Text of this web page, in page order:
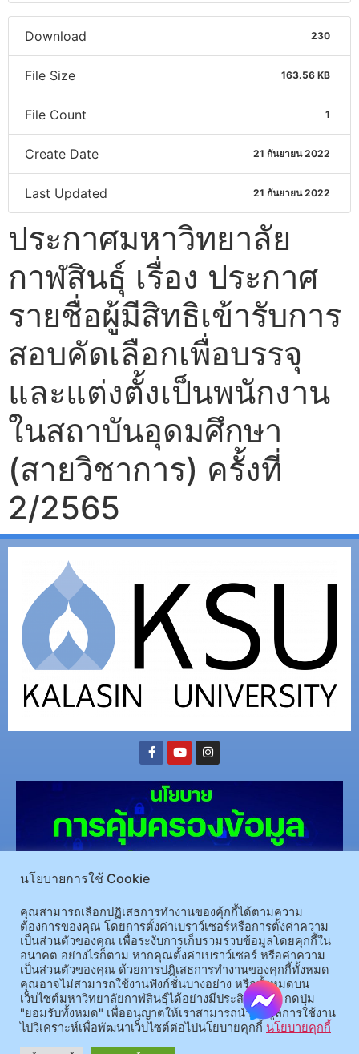
Download 230
File Size 163.56 KB
File Count 1
Create Date 21 กันยายน 2022
Last Updated 21 กันยายน 2022
ประกาศมหาวิทยาลัย
กาฬสินธุ์ เรื่อง ประกาศ
รายชื่อผู้มีสิทธิเข้ารับการ
สอบคัดเลือกเพื่อบรรจุ
และแต่งตั้งเป็นพนักงาน
ในสถาบันอุดมศึกษา
(สายวิชาการ) ครั้งที่
2/2565
(อ.นามน)13 หมู่ 14 ต.สงเปลือย อ.นามน จ.กาฬสินธุ์ 46230โทรศัพท์ : 043-602-055 โทรสาร :
043-602-044
(อ.เมือง)62/1 ถ.เกษตรสมบูรณ์ ต.กาฬสินธุ์ อ.เมือง จ.กาฬสินธุ์ 46000โทรศัพท์ 043-811128 08-
64584360 โทรสาร 043-813070
© 2025 All rights Reserved.
นโยบายการใช้ Cookie
คุณสามารถเลือกปฏิเสธการทำงานของคุ้กกี้ได้ตามความ
ต้องการของคุณ โดยการตั้งค่าเบราว์เซอร์หรือการตั้งค่าความ
เป็นส่วนตัวของคุณ เพื่อระงับการเก็บรวมรวบข้อมูลโดยคุกกี้ใน
อนาคต อย่างไรก็ตาม หากคุณตั้งค่าเบราว์เซอร์ หรือค่าความ
เป็นส่วนตัวของคุณ ด้วยการปฎิเสธการทำงานของคุกกี้ทั้งหมด
คุณอาจไม่สามารถใช้งานฟังก์ชั่นบางอย่าง หรือทั้งหมดบน
เว็บไซต์มหาวิทยาลัยกาฬสินธุ์ได้อย่างมีประสิทธิภาพ กดปุ่ม
"ยอมรับทั้งหมด" เพื่ออนุญาตให้เราสามารถนำข้อมูลการใช้งาน
ไปวิเคราะห์เพื่อพัฒนาเว็บไซต์ต่อไปนโยบายคุกกี้ นโยบายคุกกี้